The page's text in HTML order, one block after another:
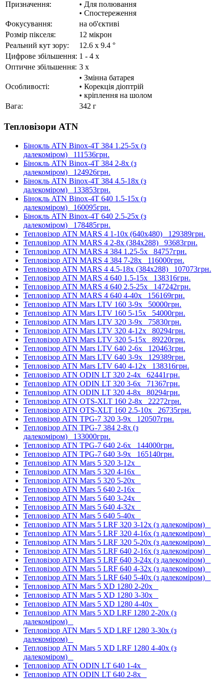
Призначення:
• Для полювання
• Спостереження
Фокусування:
на об'єктиві
Розмір пікселя:
12 мікрон
Реальний кут зору:
12.6 x 9.4 °
Цифрове збільшення: 1 - 4 x
Оптичне збільшення: 3 x
Особливості:
• Змінна батарея
• Корекція діоптрій
• кріплення на шолом
Вага:
342 г
Тепловізори ATN
Бінокль ATN Binox-4T 384 1.25-5x (з
далекоміром) 111536грн.
Бінокль ATN Binox-4T 384 2-8x (з
далекоміром) 124926грн.
Бінокль ATN Binox-4T 384 4.5-18x (з
далекоміром) 133853грн.
Бінокль ATN Binox-4T 640 1.5-15x (з
далекоміром) 160095грн.
Бінокль ATN Binox-4T 640 2.5-25x (з
далекоміром) 178485грн.
Тепловізор ATN MARS 4 1-10x (640x480) 129389грн.
Тепловізор ATN MARS 4 2-8x (384x288) 93683грн.
Тепловізор ATN MARS 4 384 1.25-5x 84757грн.
Тепловізор ATN MARS 4 384 7-28x 116000грн.
Тепловізор ATN MARS 4 4.5-18x (384x288) 107073грн.
Тепловізор ATN MARS 4 640 1.5-15x 138316грн.
Тепловізор ATN MARS 4 640 2.5-25x 147242грн.
Тепловізор ATN MARS 4 640 4-40x 156169грн.
Тепловізор ATN Mars LTV 160 3-9x 50000грн.
Тепловізор ATN Mars LTV 160 5-15x 54000грн.
Тепловізор ATN Mars LTV 320 3-9x 75830грн.
Тепловізор ATN Mars LTV 320 4-12x 80294грн.
Тепловізор ATN Mars LTV 320 5-15x 89220грн.
Тепловізор ATN Mars LTV 640 2-6x 120463грн.
Тепловізор ATN Mars LTV 640 3-9x 129389грн.
Тепловізор ATN Mars LTV 640 4-12x 138316грн.
Тепловізор ATN ODIN LT 320 2-4x 62441грн.
Тепловізор ATN ODIN LT 320 3-6x 71367грн.
Тепловізор ATN ODIN LT 320 4-8x 80294грн.
Тепловізор ATN OTS-XLT 160 2-8x 22272грн.
Тепловізор ATN OTS-XLT 160 2.5-10x 26735грн.
Тепловізор ATN TPG-7 320 3-9x 120507грн.
Тепловізор ATN TPG-7 384 2-8x (з
далекоміром) 133000грн.
Тепловізор ATN TPG-7 640 2-6x 144000грн.
Тепловізор ATN TPG-7 640 3-9x 165140грн.
Тепловізор ATN Mars 5 320 3-12x
Тепловізор ATN Mars 5 320 4-16x
Тепловізор ATN Mars 5 320 5-20x
Тепловізор ATN Mars 5 640 2-16x
Тепловізор ATN Mars 5 640 3-24x
Тепловізор ATN Mars 5 640 4-32x
Тепловізор ATN Mars 5 640 5-40x
Тепловізор ATN Mars 5 LRF 320 3-12x (з далекоміром)
Тепловізор ATN Mars 5 LRF 320 4-16x (з далекоміром)
Тепловізор ATN Mars 5 LRF 320 5-20x (з далекоміром)
Тепловізор ATN Mars 5 LRF 640 2-16x (з далекоміром)
Тепловізор ATN Mars 5 LRF 640 3-24x (з далекоміром)
Тепловізор ATN Mars 5 LRF 640 4-32x (з далекоміром)
Тепловізор ATN Mars 5 LRF 640 5-40x (з далекоміром)
Тепловізор ATN Mars 5 XD 1280 2-20x
Тепловізор ATN Mars 5 XD 1280 3-30x
Тепловізор ATN Mars 5 XD 1280 4-40x
Тепловізор ATN Mars 5 XD LRF 1280 2-20x (з
далекоміром)
Тепловізор ATN Mars 5 XD LRF 1280 3-30x (з
далекоміром)
Тепловізор ATN Mars 5 XD LRF 1280 4-40x (з
далекоміром)
Тепловізор ATN ODIN LT 640 1-4x
Тепловізор ATN ODIN LT 640 2-8x